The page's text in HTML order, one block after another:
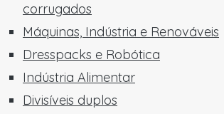
corrugados
Máquinas, Indústria e Renováveis
Dresspacks e Robótica
Indústria Alimentar
Divisíveis duplos